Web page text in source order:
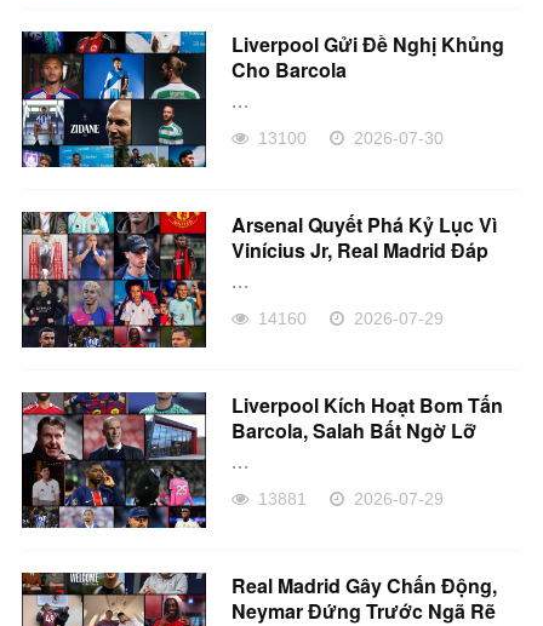
Liverpool Gửi Đề Nghị Khủng
Cho Barcola
...
13100 2026-07-30
Arsenal Quyết Phá Kỷ Lục Vì
Vinícius Jr, Real Madrid Đáp
...
14160 2026-07-29
Liverpool Kích Hoạt Bom Tấn
Barcola, Salah Bất Ngờ Lỡ
...
13881 2026-07-29
Real Madrid Gây Chấn Động,
Neymar Đứng Trước Ngã Rẽ